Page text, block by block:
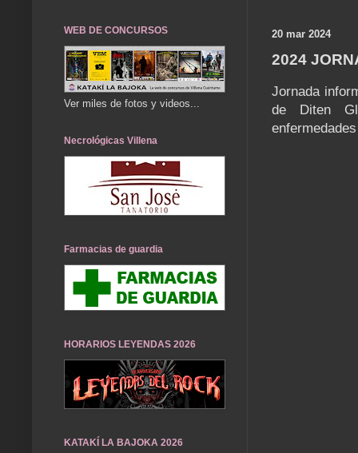
20 mar 2024
2024
Jornada
de Diten
WEB DE CONCURSOS
Ver miles de fotos y videos...
Necrológicas Villena
Farmacias de guardia
HORARIOS LEYENDAS 2026
KATAKÍ LA BAJOKA 2026